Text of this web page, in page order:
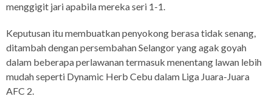
menggigit jari apabila mereka seri 1-1.
Keputusan itu membuatkan penyokong berasa tidak senang,
ditambah dengan persembahan Selangor yang agak goyah
dalam beberapa perlawanan termasuk menentang lawan lebih
mudah seperti Dynamic Herb Cebu dalam Liga Juara-Juara
AFC 2.